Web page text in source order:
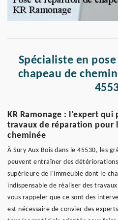
Spécialiste en
chapeau de
KR Ramonage : l'expert qui
travaux de réparation pour
cheminée
À Sury Aux Bois dans le 45530, les
peuvent entraîner des
supérieure de l'immeuble dont le
indispensable de réaliser des
vous rappeler que ce sont des
est nécessaire de convier des